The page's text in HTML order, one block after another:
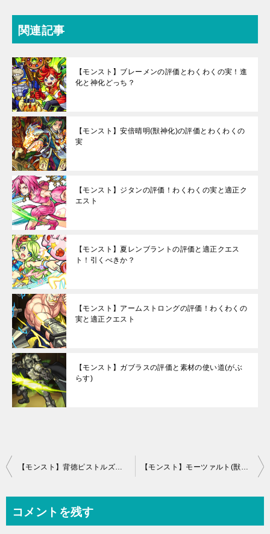
関連記事
【モンスト】ブレーメンの評価とわくわくの実！進
化と神化どっち？
【モンスト】安倍晴明(獣神化)の評価とわくわくの
実
【モンスト】ジタンの評価！わくわくの実と適正ク
エスト
【モンスト】夏レンブラントの評価と適正クエス
ト！引くべきか？
【モンスト】アームストロングの評価！わくわくの
実と適正クエスト
【モンスト】ガブラスの評価と素材の使い道(がぶ
らす)
投
ビ
【モンスト】背徳ピストルズの評価とわくわくの実！進化と神化どっち？ 【モンスト】モーツァルト(獣神化)の評価！わくわくの実と適正クエスト
コメントを残す